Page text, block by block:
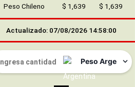
Peso Chileno $ 1,639 $ 1,639
Actualizado: 07/08/2026 14:58:00